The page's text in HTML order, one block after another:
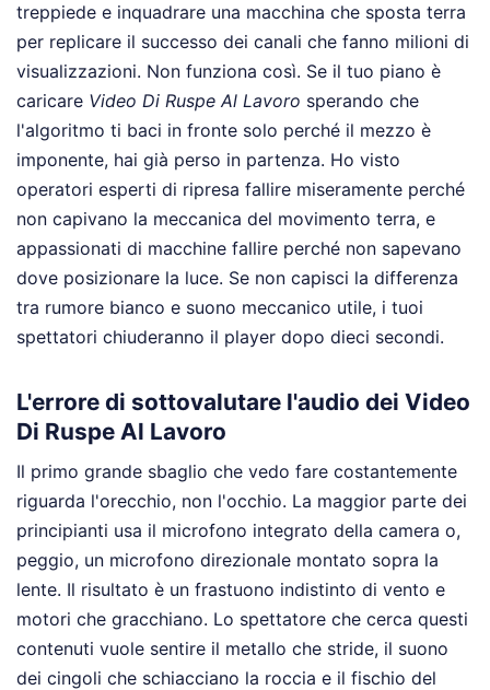
treppiede e inquadrare una macchina che sposta terra
per replicare il successo dei canali che fanno milioni di
visualizzazioni. Non funziona così. Se il tuo piano è
caricare Video Di Ruspe Al Lavoro sperando che
l'algoritmo ti baci in fronte solo perché il mezzo è
imponente, hai già perso in partenza. Ho visto
operatori esperti di ripresa fallire miseramente perché
non capivano la meccanica del movimento terra, e
appassionati di macchine fallire perché non sapevano
dove posizionare la luce. Se non capisci la differenza
tra rumore bianco e suono meccanico utile, i tuoi
spettatori chiuderanno il player dopo dieci secondi.
L'errore di sottovalutare l'audio dei Video
Di Ruspe Al Lavoro
Il primo grande sbaglio che vedo fare costantemente
riguarda l'orecchio, non l'occhio. La maggior parte dei
principianti usa il microfono integrato della camera o,
peggio, un microfono direzionale montato sopra la
lente. Il risultato è un frastuono indistinto di vento e
motori che gracchiano. Lo spettatore che cerca questi
contenuti vuole sentire il metallo che stride, il suono
dei cingoli che schiacciano la roccia e il fischio del